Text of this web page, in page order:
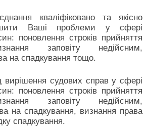
кваліфіковано та якісно
Ваші проблеми у сфері
поновлення строків прийняття
заповіту недійсним,
на спадкування тощо.
судових справ у сфері
поновлення строків прийняття
заповіту недійсним,
на спадкування, визнання права
спадкування.